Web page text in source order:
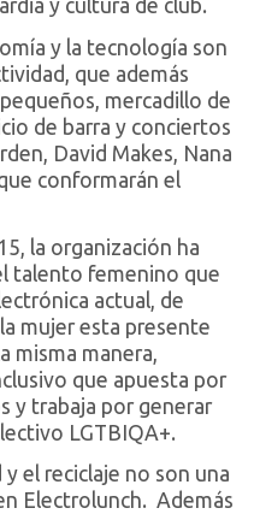
y cultura de club.
y la tecnología son
que además
mercadillo de
de barra y conciertos
David Makes, Nana
conformarán el
la organización ha
talento femenino que
actual, de
mujer esta presente
misma manera,
que apuesta por
y trabaja por generar
LGTBIQA+.
el reciclaje no son una
Electrolunch. Además